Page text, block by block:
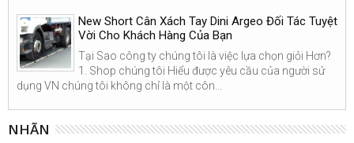
New Short Cân Xách Tay Dini Argeo Đối Tác Tuyệt
Vời Cho Khách Hàng Của Bạn
Tại Sao công ty chúng tôi là việc lựa chọn giỏi Hơn?
1. Shop chúng tôi Hiểu được yêu cầu của người sử
dụng VN chúng tôi không chỉ là một côn...
NHÃN